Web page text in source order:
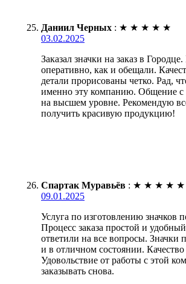
Даниил Черных : ★ ★ ★ ★ ★
03.02.2025
Заказал значки на заказ в
оперативно, как и обещали.
детали прорисованы четко. Рад,
именно эту компанию. Общение с
на высшем уровне. Рекомендую
получить красивую продукцию!
Спартак Муравьёв : ★ ★ ★ ★ ★
09.01.2025
Услуга по изготовлению значков
Процесс заказа простой и
ответили на все вопросы. Значки
и в отличном состоянии.
Удовольствие от работы с этой
заказывать снова.